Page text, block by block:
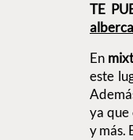
TE
En
este
ya que
y más.